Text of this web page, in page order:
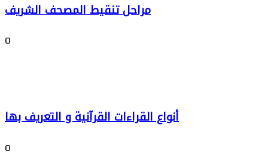
مراحل تنقيط المصحف الشريف
0
أنواع القراءات القرآنية و التعريف بها
0